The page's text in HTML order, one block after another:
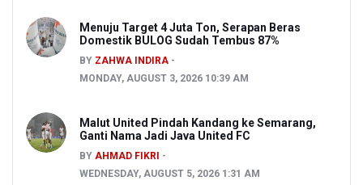
Menuju Target 4 Juta Ton, Serapan Beras
Domestik BULOG Sudah Tembus 87%
BY ZAHWA INDIRA
MONDAY, AUGUST 3, 2026 10:39 AM
Malut United Pindah Kandang ke Semarang,
Ganti Nama Jadi Java United FC
BY AHMAD FIKRI
WEDNESDAY, AUGUST 5, 2026 1:31 AM